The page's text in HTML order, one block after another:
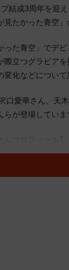
結成3周年を迎
見たかった青空
った青空」でデ
際立つグラビア
変化などについて
口愛華さん、天
らが登場していま
歳 2007年5月1
ンバーとしてお